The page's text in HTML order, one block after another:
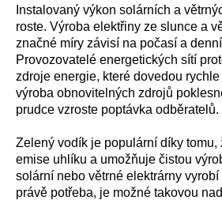
Instalovaný výkon solárních a
roste. Výroba elektřiny ze slunce a
značné míry závisí na počasí a
Provozovatelé energetických sítí
zdroje energie, které dovedou
výroba obnovitelných zdrojů
prudce vzroste poptávka odběratelů.
Zelený vodík je populární díky tomu,
emise uhlíku a umožňuje čistou
solární nebo větrné elektrárny
právě potřeba, je možné takovou